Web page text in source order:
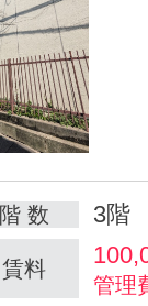
階 数 3階
賃料
管理